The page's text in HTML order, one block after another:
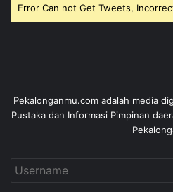
Error Can not Get Tweets,
Pekalonganmu.com adalah media
Pustaka dan Informasi Pimpinan